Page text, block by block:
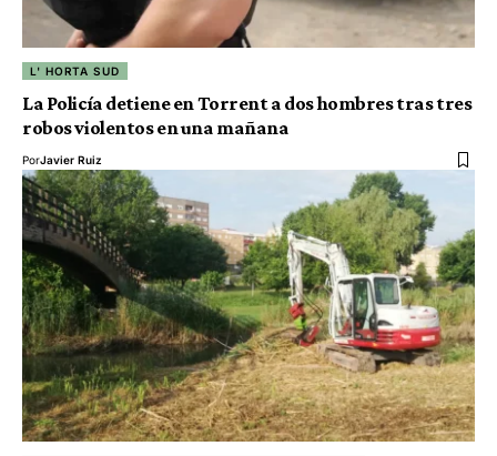
L' HORTA SUD
La Policía detiene en Torrent a dos hombres tras tres
robos violentos en una mañana
PorJavier Ruiz